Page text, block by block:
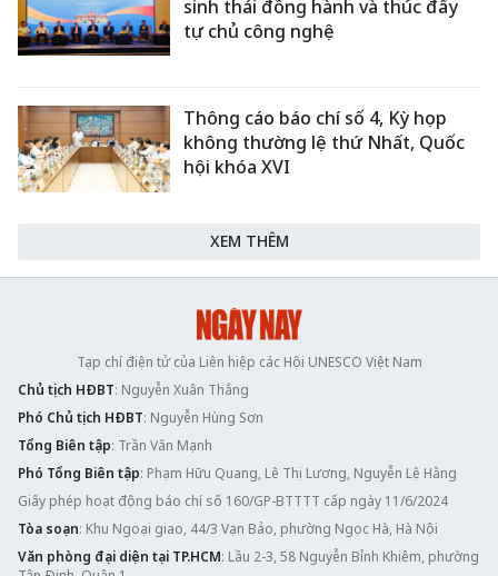
sinh thái đồng hành và thúc đẩy
tự chủ công nghệ
Thông cáo báo chí số 4, Kỳ họp
không thường lệ thứ Nhất, Quốc
hội khóa XVI
XEM THÊM
Tạp chí điện tử của Liên hiệp các Hội UNESCO Việt Nam
Chủ tịch HĐBT: Nguyễn Xuân Thắng
Phó Chủ tịch HĐBT: Nguyễn Hùng Sơn
Tổng Biên tập: Trần Văn Mạnh
Phó Tổng Biên tập: Phạm Hữu Quang, Lê Thị Lương, Nguyễn Lệ Hằng
Giấy phép hoạt động báo chí số 160/GP-BTTTT cấp ngày 11/6/2024
Tòa soạn: Khu Ngoại giao, 44/3 Vạn Bảo, phường Ngọc Hà, Hà Nội
Văn phòng đại diện tại TP.HCM: Lầu 2-3, 58 Nguyễn Bỉnh Khiêm, phường